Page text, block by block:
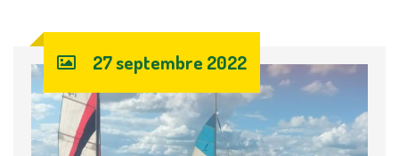
27 septembre 2022